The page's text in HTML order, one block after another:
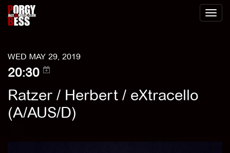
Toggle
WED MAY 29, 2019
20:30
Ratzer / Herbert / eXtracello
(A/AUS/D)